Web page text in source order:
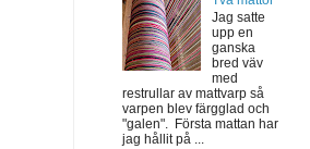
Jag satte
upp en
ganska
bred väv
med
restrullar av mattvarp så
varpen blev färgglad och
"galen". Första mattan har
jag hållit på ...